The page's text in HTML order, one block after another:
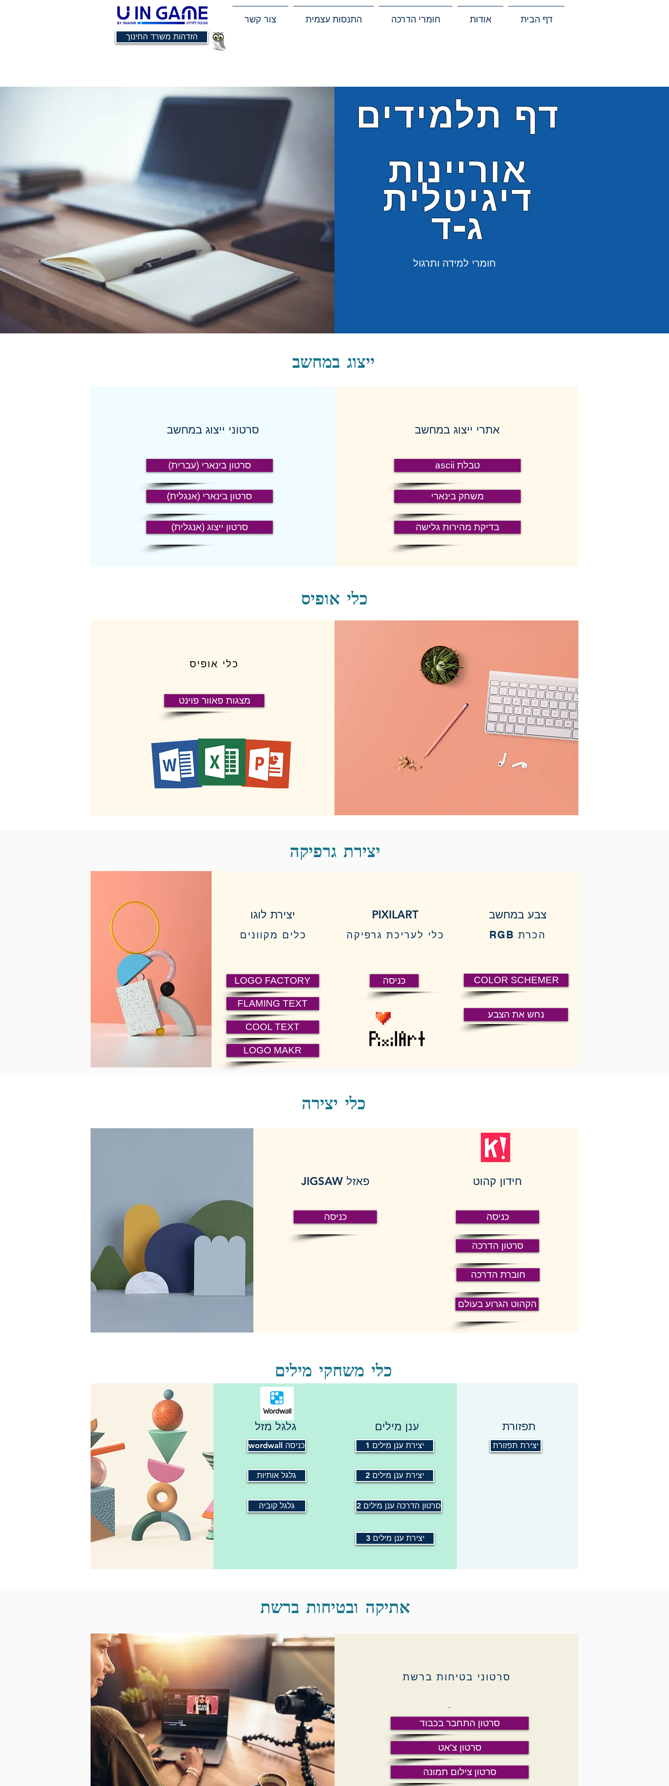
הזדהות משרד החינוך
דף הבית אודות חומרי הדרכה התנסות עצמית צור קשר
דף תלמידים
אוריינות
דיגיטלית
ג-ד
חומרי למידה ותרגול
ייצוג במחשב
סרטוני ייצוג במחשב
סרטון בינארי (עברית)
סרטון בינארי (אנגלית)
סרטון ייצוג (אנגלית)
אתרי ייצוג במחשב
ascii טבלת
משחק בינארי
בדיקת מהירות גלישה
כלי אופיס
כלי אופיס
מצגות פאוור פוינט
יצירת גרפיקה
יצירת לוגו
כלים מקוונים
LOGO FACTORY
FLAMING TEXT
COOL TEXT
LOGO MAKR
PIXILART
כלי לעריכת גרפיקה
כניסה
צבע במחשב
הכרת RGB
COLOR SCHEMER
נחש את הצבע
כלי יצירה
פאזל JIGSAW
כניסה
חידון קהוט
כניסה
סרטון הדרכה
חוברת הדרכה
הקהוט הגרוע בעולם
כלי משחקי מילים
גלגל מזל
wordwall כניסה
גלגל אותיות
גלגל קוביה
ענן מילים
יצירת ענן מילים 1
יצירת ענן מילים 2
סרטון הדרכה ענן מילים 2
יצירת ענן מילים 3
תפזורת
יצירת תפזורת
אתיקה ובטיחות ברשת
סרטוני בטיחות ברשת
-
סרטון התחבר בכבוד
סרטון צ'אט
סרטון צילום תמונה